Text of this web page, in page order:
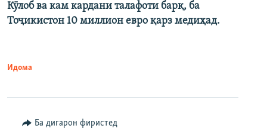
Кӯлоб ва кам кардани талафоти барқ, ба
Тоҷикистон 10 миллион евро қарз медиҳад.
Идома
Ба дигарон фиристед